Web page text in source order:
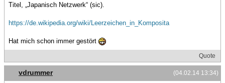
Titel, „Japanisch Netzwerk“ (sic).
https://de.wikipedia.org/wiki/Leerzeichen_in_Komposita
Hat mich schon immer gestört
Quote
(04.02.14 13:34)
vdrummer